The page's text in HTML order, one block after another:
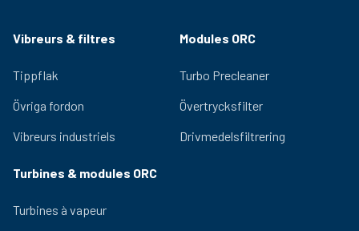
Vibreurs & filtres
Tippflak
Övriga fordon
Vibreurs industriels
Modules ORC
Turbo Precleaner
Övertrycksfilter
Drivmedelsfiltrering
Turbines & modules ORC
Turbines à vapeur